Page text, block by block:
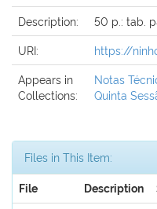
Description:
50 p.: tab.
URI:
https://
Appears in
Collections:
Notas
Quinta
Files in This Item:
File Description